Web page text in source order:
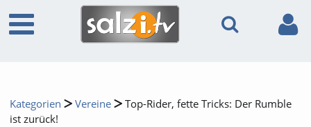
Kategorien Vereine
Top-Rider, fette Tricks: Der Rumble
ist zurück!